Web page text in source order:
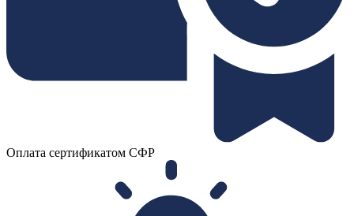
Оплата сертификатом СФР